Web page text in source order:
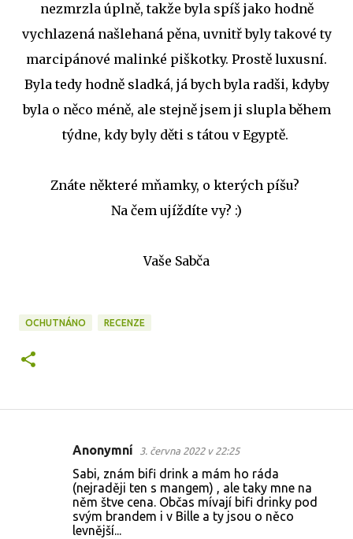
nezmrzla úplně, takže byla spíš jako hodně
vychlazená našlehaná pěna, uvnitř byly takové ty
marcipánové malinké piškotky. Prostě luxusní.
Byla tedy hodně sladká, já bych byla radši, kdyby
byla o něco méně, ale stejně jsem ji slupla během
týdne, kdy byly děti s tátou v Egyptě.
Znáte některé mňamky, o kterých píšu?
Na čem ujíždíte vy? :)
Vaše Sabča
OCHUTNÁNO RECENZE
Anonymní 3. června 2022 v 22:25
Sabi, znám bifi drink a mám ho ráda
(nejraději ten s mangem) , ale taky mne na
něm štve cena. Občas mívají bifi drinky pod
svým brandem i v Bille a ty jsou o něco
levnější...